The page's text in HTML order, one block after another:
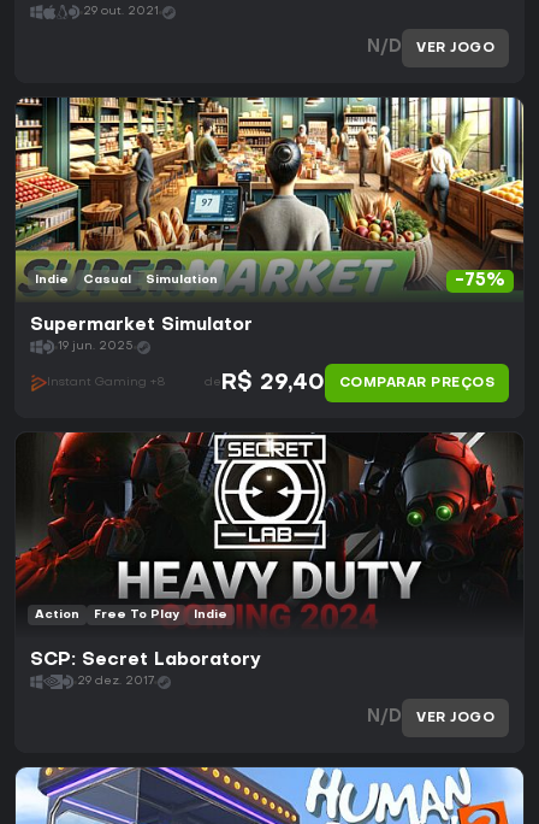
29 out. 2021
N/D VER JOGO
-75%
Indie Casual Simulation
Supermarket Simulator
19 jun. 2025
Instant Gaming +8 de R$ 29,40 COMPARAR PREÇOS
Action Free To Play Indie
SCP: Secret Laboratory
29 dez. 2017
N/D VER JOGO